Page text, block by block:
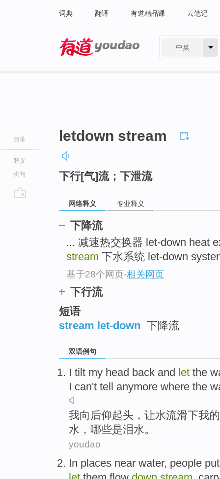
词典 翻译 有道精品课 云笔记
中英
目录
释义
例句
letdown stream
下行[气]流；下泄流
网络释义 专业释义
下降流
... 减速热交换器 let-down heat
stream 下水系统 let-down
基于28个网页-相关网页
下行流
短语
stream let-down 下降流
双语例句
I tilt my head back and let the
I can't tell anymore where the
我向后仰起头 ， 让水流滑下我的
水 ，哪些是泪水。
youdao
In places near water, people put